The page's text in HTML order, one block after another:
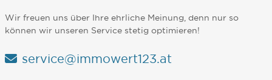
Wir freuen uns über Ihre ehrliche Meinung, denn nur so
können wir unseren Service stetig optimieren!
service@immowert123.at